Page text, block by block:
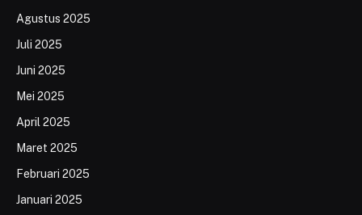
Agustus 2025
Juli 2025
Juni 2025
Mei 2025
April 2025
Maret 2025
Februari 2025
Januari 2025